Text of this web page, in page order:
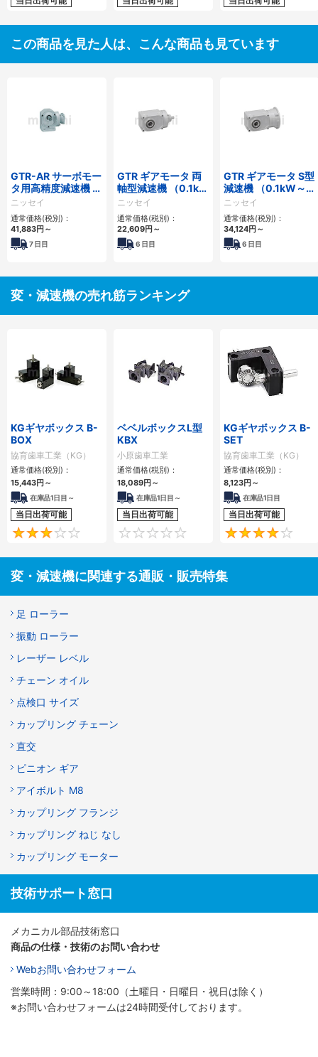
この商品を見た人は、こんな商品も見ています
GTR-AR サーボモー
タ用高精度減速機 直
交軸
ニッセイ
通常価格(税別)：
41,883円～
7日目
GTR ギアモータ 両
軸型減速機 （0.1kW
～2.2kW）同心中空
軸
ニッセイ
通常価格(税別)：
22,609円～
6 日目
GTR ギアモータ S型
減速機 （0.1kW～
1.5kW）同心中空軸
ニッセイ
通常価格(税別)：
34,124円～
6 日目
変・減速機の売れ筋ランキング
KGギヤボックス B-
BOX
協育歯車工業（KG）
通常価格(税別)：
15,443円～
在庫品1日目～
当日出荷可能
3
ベベルボックスL型
KBX
小原歯車工業
通常価格(税別)：
18,089円～
在庫品1日目～
当日出荷可能
0
KGギヤボックス B-
SET
協育歯車工業（KG）
通常価格(税別)：
8,123円～
在庫品1日目
当日出荷可能
変・減速機に関連する通販・販売特集
足 ローラー
振動 ローラー
レーザー レベル
チェーン オイル
点検口 サイズ
カップリング チェーン
直交
ピニオン ギア
アイボルト M8
カップリング フランジ
カップリング ねじ なし
カップリング モーター
技術サポート窓口
メカニカル部品技術窓口
商品の仕様・技術のお問い合わせ
Webお問い合わせフォーム
営業時間：9:00～18:00（土曜日・日曜日・祝日は除く）
※お問い合わせフォームは24時間受付しております。